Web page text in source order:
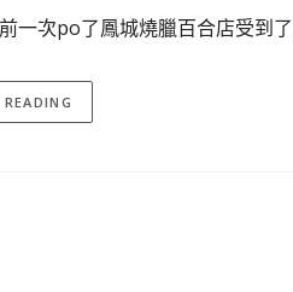
一次po了鳳城燒臘百合店受到